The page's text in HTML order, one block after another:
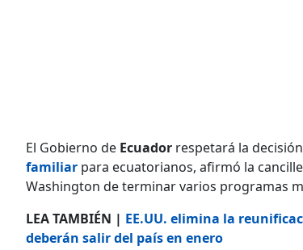
El Gobierno de Ecuador respetará la
familiar para ecuatorianos, afirmó la
Washington de terminar varios programas
LEA TAMBIÉN | EE.UU. elimina la
deberán salir del país en enero